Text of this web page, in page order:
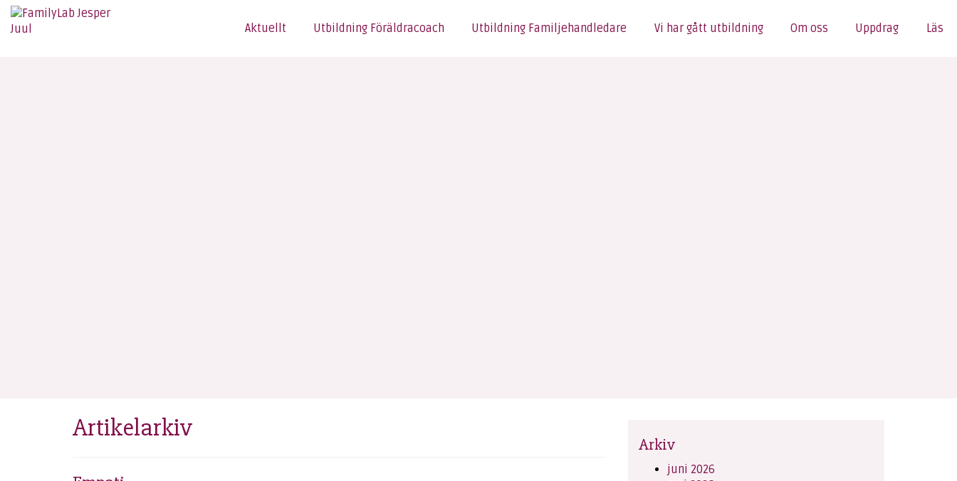
Aktuellt Utbildning Föräldracoach Utbildning Familjehandledare Vi har gått utbildning Om oss Uppdrag Läs
Artikelarkiv
Arkiv
juni 2026